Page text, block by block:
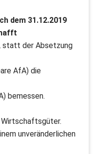
dem 31.12.2019
statt der Absetzung
AfA) die
bemessen.
Wirtschaftsgüter.
unveränderlichen